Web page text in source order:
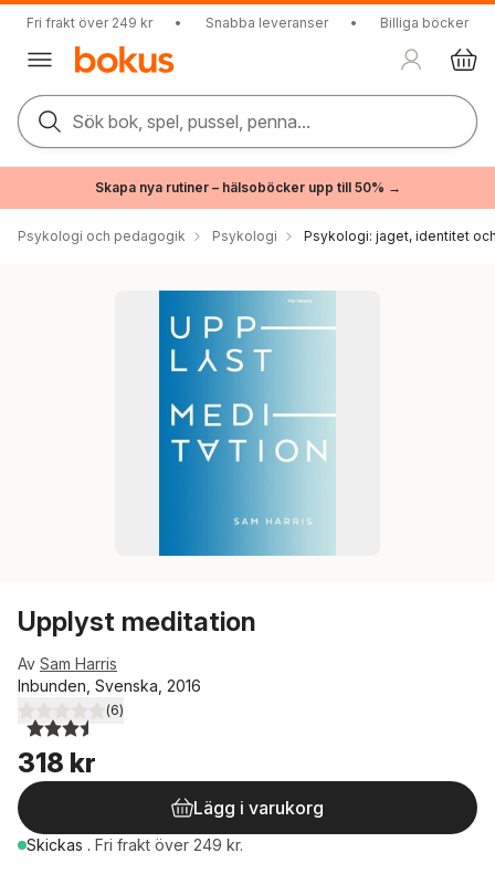
Fri frakt över 249 kr • Snabba leveranser • Billiga böcker
Sök bok, spel, pussel, penna...
Skapa nya rutiner – hälsoböcker upp till 50% →
Psykologi och pedagogik Psykologi Psykologi: jaget, identitet
Upplyst meditation
Av Sam Harris
Inbunden, Svenska, 2016
3,5utav 5 stjärnor. Totalt antal röster:
(6)
318 kr
Lägg i varukorg
Skickas . Fri frakt över 249 kr.